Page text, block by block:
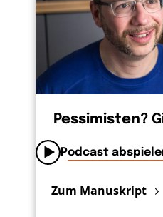
Pessimisten?
Podcast
Zum Manuskript